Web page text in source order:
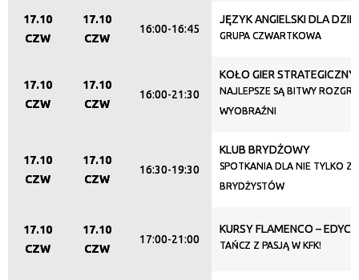
17.10
CZW
17.10
CZW
16:00-16:45
JĘZYK ANGIELSKI DLA
GRUPA CZWARTKOWA
17.10
CZW
17.10
CZW
16:00-21:30
KOŁO GIER
NAJLEPSZE SĄ BITWY
WYOBRAŹNI
17.10
CZW
17.10
CZW
16:30-19:30
KLUB BRYDŻOWY
SPOTKANIA DLA NIE TYLKO
BRYDŻYSTÓW
17.10
CZW
17.10
CZW
17:00-21:00
KURSY FLAMENCO –
TAŃCZ Z PASJĄ W KFK!